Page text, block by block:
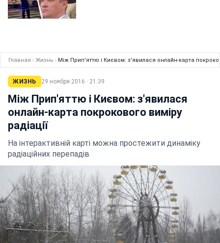
Главная › Жизнь › Між Прип'яттю і Києвом: з'явилася онлайн-карта
ЖИЗНЬ 29 ноября 2016 · 21:39
Між Прип'яттю і Києвом: з'явилася
онлайн-карта покрокового виміру
радіації
На інтерактивній карті можна простежити динаміку
радіаційних перепадів